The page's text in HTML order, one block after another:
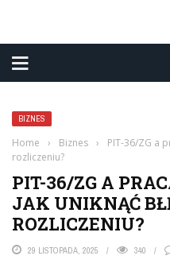
BIZNES
Home › Biznes ›
PIT-36/ZG a
rozliczeniu?
PIT-36/ZG A
JAK UNIKNĄĆ
ROZLICZENIU?
29 LISTOPADA, 2025 340